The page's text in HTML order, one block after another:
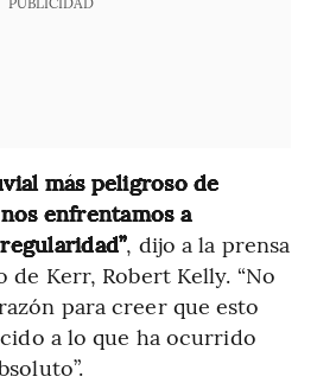
más peligroso de
enfrentamos a
, dijo a la prensa
de Kerr, Robert Kelly. “No
para creer que esto
a lo que ha ocurrido